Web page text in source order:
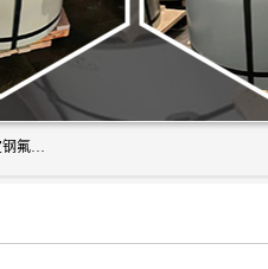
上海轩本实业有限公司主营产品：宝钢彩钢板、宝钢彩钢卷、宝钢彩涂板、宝钢彩涂卷、宝钢高耐候彩钢板，宝钢氟碳彩钢板。是一家集钢铁贸易，物流、加工为一体的产业全配套公司。